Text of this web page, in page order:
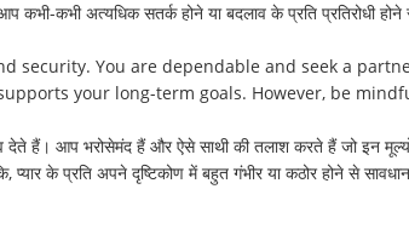
कभी अत्यधिक सतर्क होने या बदलाव के प्रति प्रतिरोधी
security. You are dependable and seek a
your long-term goals. However, be
देते हैं। आप भरोसेमंद हैं और ऐसे साथी की तलाश करते हैं जो इन
प्यार के प्रति अपने दृष्टिकोण में बहुत गंभीर या कठोर होने से